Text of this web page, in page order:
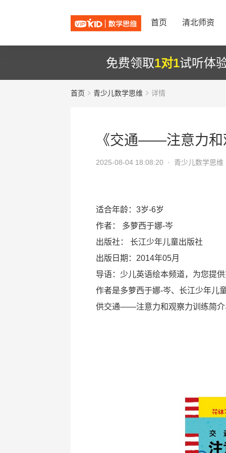
首页 清北师资
免费领取1对1试听体
首页 青少儿数学思维 详情
《交通——注意力和
2025-08-04 18:08:20 · 青少儿数学思维
适合年龄：3岁-6岁
作者：
多萝西于娜-岑
出版社：
长江少年儿童出版社
出版日期：2014年05月
导语：少儿英语绘本频道，为您提
作者是多萝西于娜-岑、长江少年儿
供交通——注意力和观察力训练简